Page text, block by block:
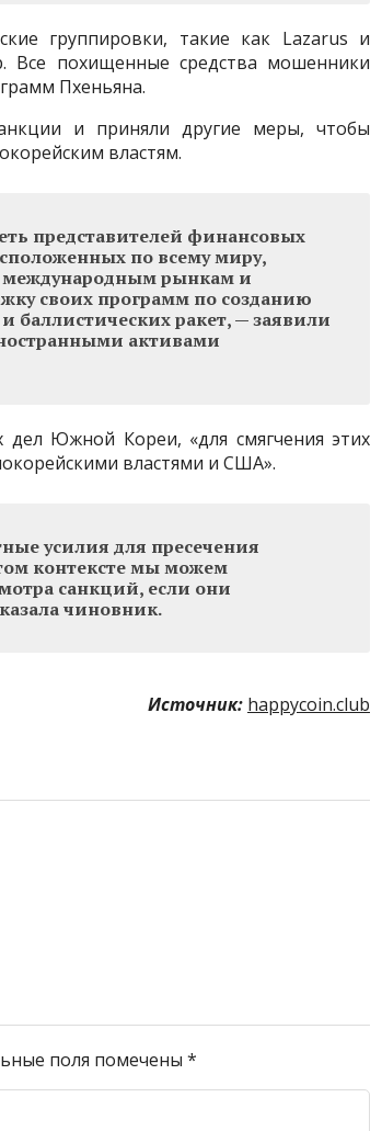
группировки, такие как Lazarus и
Все похищенные средства мошенники
Пхеньяна.
и приняли другие меры, чтобы
властям.
представителей финансовых
по всему миру,
международным рынкам и
своих программ по созданию
баллистических ракет, — заявили
активами
дел Южной Кореи, «для смягчения этих
властями и США».
усилия для пресечения
контексте мы можем
санкций, если они
чиновник.
Источник: happycoin.club
поля помечены *